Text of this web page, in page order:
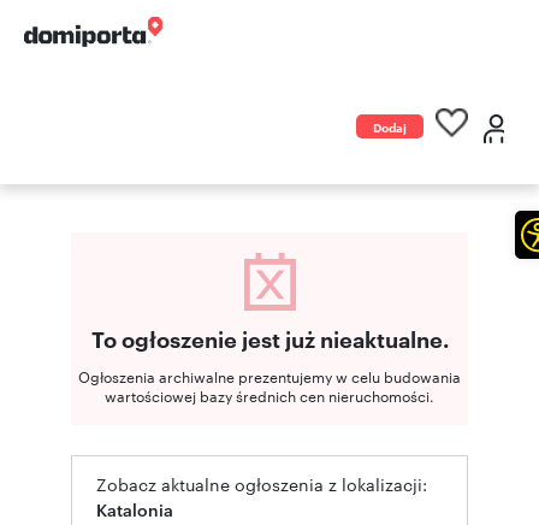
Dodaj
To ogłoszenie jest już nieaktualne.
Ogłoszenia archiwalne prezentujemy w celu budowania
wartościowej bazy średnich cen nieruchomości.
Zobacz aktualne ogłoszenia z lokalizacji:
Katalonia